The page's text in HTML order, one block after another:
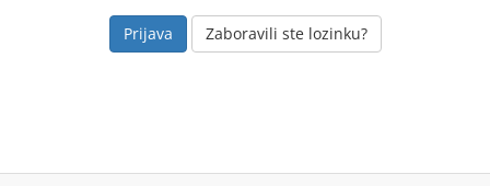
Zaboravili ste lozinku?